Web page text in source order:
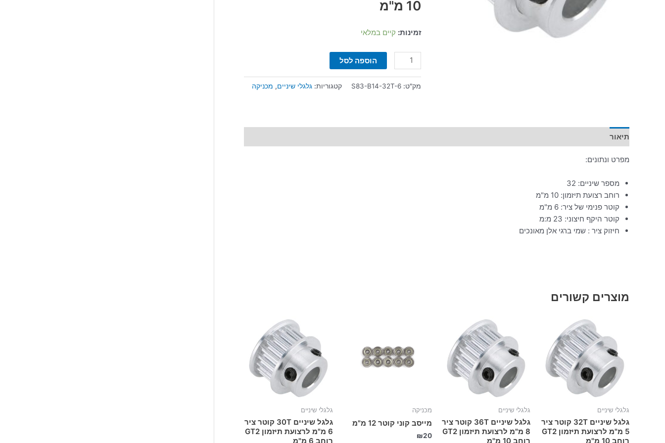
10 מ"מ
זמינות: קיים במלאי
10
הוספה לסל
מק"ט: S83-B14-32T-6 קטגוריות: גלגלי שיניים, מכניקה
תיאור
מפרט ונתונים:
מספר שיניים: 32
רוחב רצועת תיזמון: 10 מ"מ
קוטר פנימי של ציר: 6 מ"מ
קוטר היקף חיצוני: 23 מ:מ
חיזוק ציר : שמי ברגי אלן מאונכים
מוצרים קשורים
גלגלי שיניים
גלגל שיניים 32T קוטר ציר
5 מ"מ לרצועת תיזמון GT2
רוחב 10 מ"מ
גלגלי שיניים
גלגל שיניים 36T קוטר ציר
8 מ"מ לרצועת תיזמון GT2
רוחב 10 מ"מ
מכניקה
מייסב קוני קוטר 12 מ"מ
₪20
גלגלי שיניים
גלגל שיניים 30T קוטר ציר
6 מ"מ לרצועת תיזמון GT2
רוחב 6 מ"מ